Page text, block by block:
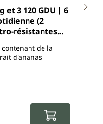
5 étoiles
et 3 120 GDU | 6
(2
résistantes
de la
d'ananas
Extrait